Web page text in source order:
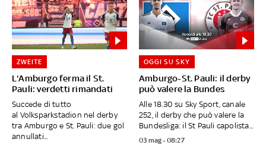
L'Amburgo ferma il St.
Pauli: verdetti rimandati
ZWEITE
Succede di tutto
al Volksparkstadion nel derby
tra Amburgo e St. Pauli: due gol
annullati...
Amburgo-St. Pauli: il derby
può valere la Bundes
OGGI SU SKY
Alle 18.30 su Sky Sport, canale
252, il derby che può valere la
Bundesliga: il St Pauli capolista...
03 mag - 08:27